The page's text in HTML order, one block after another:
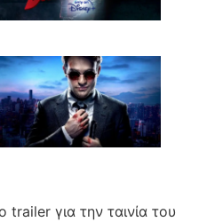
για την ταινία του